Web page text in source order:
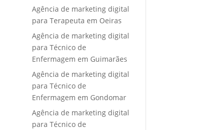
Agência de marketing digital
para Terapeuta em Oeiras
Agência de marketing digital
para Técnico de
Enfermagem em Guimarães
Agência de marketing digital
para Técnico de
Enfermagem em Gondomar
Agência de marketing digital
para Técnico de